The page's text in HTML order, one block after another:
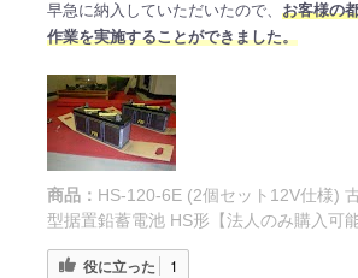
早急に納入していただいたので、 お客様の
作業を実施することができました。
商品： HS-120-6E (2個セット12V仕様)
型据置鉛蓄電池 HS形【法人のみ購入可能
役に立った 1